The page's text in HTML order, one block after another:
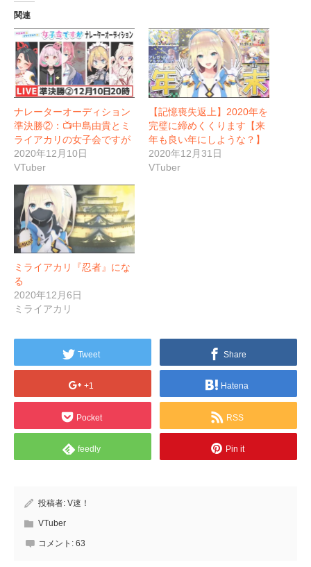
関連
ナレーターオーディション
準決勝②：📺中島由貴とミ
ライアカリの女子会ですが
2020年12月10日
VTuber
【記憶喪失返上】2020年を
完璧に締めくくります【来
年も良い年にしような？】
2020年12月31日
VTuber
ミライアカリ『忍者』にな
る
2020年12月6日
ミライアカリ
Tweet Share
+1 Hatena
Pocket RSS
feedly Pin it
投稿者: V速！
VTuber
コメント: 63